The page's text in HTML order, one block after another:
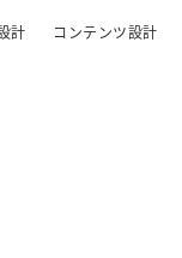
計 コンテンツ設計